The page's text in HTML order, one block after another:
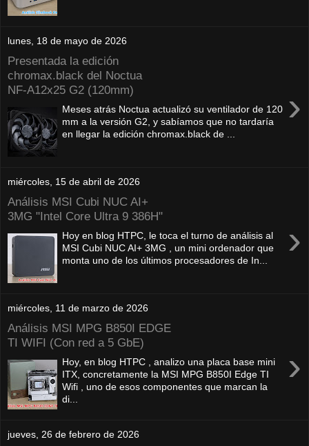
lunes, 18 de mayo de 2026
Presentada la edición
chromax.black del Noctua
NF‑A12x25 G2 (120mm)
›
Meses atrás Noctua actualizó su ventilador de 120
mm a la versión G2, y sabíamos que no tardaría
en llegar la edición chromax.black de ...
miércoles, 15 de abril de 2026
Análisis MSI Cubi NUC AI+
3MG "Intel Core Ultra 9 386H"
›
Hoy en blog HTPC, le toca el turno de análisis al
MSI Cubi NUC AI+ 3MG , un mini ordenador que
monta uno de los últimos procesadores de In...
miércoles, 11 de marzo de 2026
Análisis MSI MPG B850I EDGE
TI WIFI (Con red a 5 GbE)
›
Hoy, en blog HTPC , analizo una placa base mini
ITX, concretamente la MSI MPG B850I Edge TI
Wifi , uno de esos componentes que marcan la
di...
jueves, 26 de febrero de 2026